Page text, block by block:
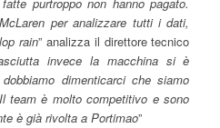
purtroppo non hanno pagato.
per analizzare tutti i dati,
rain” analizza il direttore tecnico
invece la macchina si è
dimenticarci che siamo
team è molto competitivo e sono
è già rivolta a Portimao”